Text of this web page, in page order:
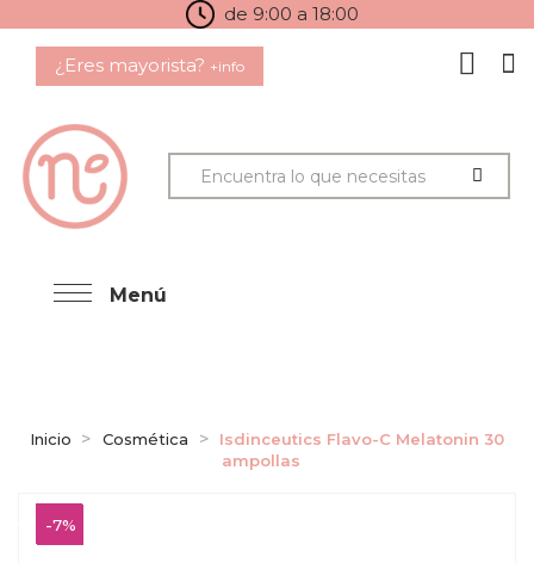
de 9:00 a 18:00
¿Eres mayorista? +info
Menú
Inicio Cosmética
Isdinceutics Flavo-C Melatonin 30
ampollas
-7%
-7%